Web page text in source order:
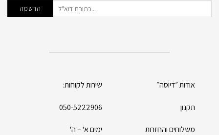
אודות ״דיוסה״
תקנון
משלוחים והחזרות
שירות לקוחות:
050-5222906
ימים א' – ה'